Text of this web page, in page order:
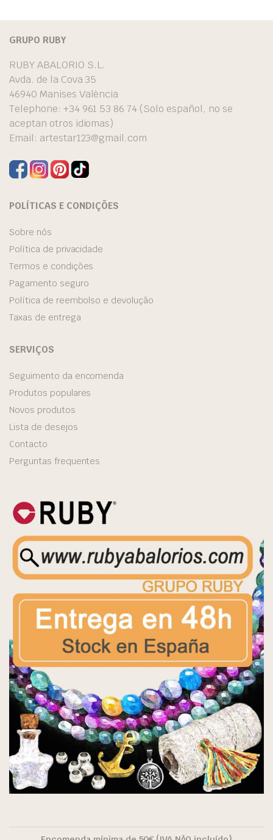
GRUPO RUBY
RUBY ABALORIO S.L.
Avda. de la Cova 35
46940 Manises València
Telephone: +34 961 53 86 74 (Solo español, no se
aceptan otros idiomas)
Email: artestar123@gmail.com
POLÍTICAS E CONDIÇÕES
Sobre nós
Política de privacidade
Termos e condições
Pagamento seguro
Política de reembolso e devolução
Taxas de entrega
SERVIÇOS
Seguimento da encomenda
Produtos populares
Novos produtos
Lista de desejos
Contacto
Perguntas frequentes